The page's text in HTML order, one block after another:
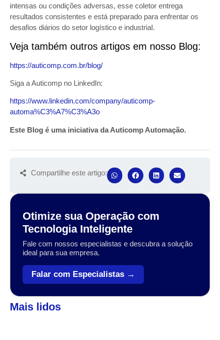
intensas ou condições adversas, esse coletor entrega
resultados consistentes e está preparado para enfrentar os
desafios diários do setor logístico e industrial.
Veja também outros artigos em nosso Blog:
https://auticomp.com.br/blog/
Siga a Auticomp no LinkedIn:
https://www.linkedin.com/company/auticomp-
automa%C3%A7%C3%A3o
Este Blog é uma iniciativa da Auticomp Automação.
Compartilhe este artigo:
Otimize sua Operação com
Tecnologia Inteligente
Fale com nossos especialistas e descubra a solução
ideal para sua empresa.
Falar com Especialistas →
Mais lidos